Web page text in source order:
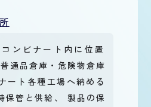
ンビナート内に位置
通品倉庫・危険物倉庫
ート各種工場へ納める
保管と供給、 製品の保